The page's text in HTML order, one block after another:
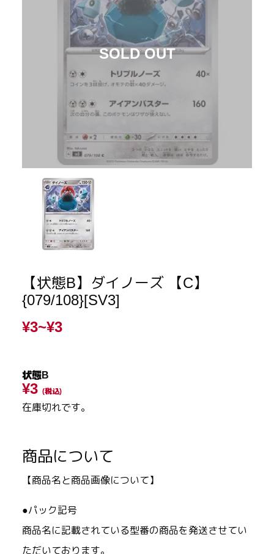
【状態B】ダイノーズ 【C】
{079/108}[SV3]
¥3~¥3
状態B
¥3 (税込)
在庫切れです。
商品について
【商品名と商品画像について】
●パック記号
商品名に記載されている型番の商品を発送させてい
ただいております。